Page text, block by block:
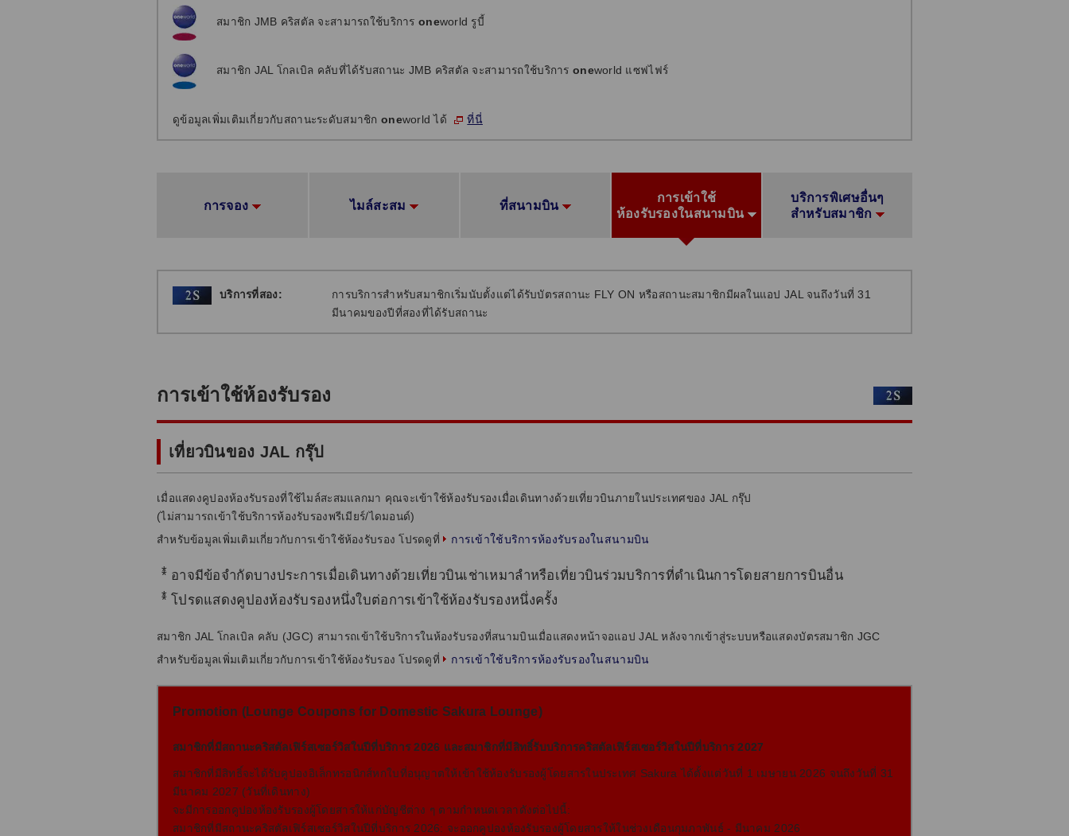
สมาชิก JMB คริสตัล จะสามารถใช้บริการ oneworld รูบี้
สมาชิก JAL โกลเบิล คลับที่ได้รับสถานะ JMB คริสตัล จะสามารถใช้บริการ oneworld แซฟไฟร์
ดูข้อมูลเพิ่มเติมเกี่ยวกับสถานะระดับสมาชิก oneworld ได้ ที่นี่
การจอง ไมล์สะสม ที่สนามบิน
การเข้าใช้
ห้องรับรองในสนามบิน
บริการพิเศษอื่นๆ
สําหรับสมาชิก
บริการที่สอง:
การบริการสำหรับสมาชิกเริ่มนับตั้งแต่ได้รับบัตรสถานะ FLY ON หรือสถานะสมาชิกมีผลในแอป JAL จนถึงวันที่ 31
มีนาคมของปีที่สองที่ได้รับสถานะ
การเข้าใช้ห้องรับรอง
เที่ยวบินของ JAL กรุ๊ป
เมื่อแสดงคูปองห้องรับรองที่ใช้ไมล์สะสมแลกมา คุณจะเข้าใช้ห้องรับรองเมื่อเดินทางด้วยเที่ยวบินภายในประเทศของ JAL กรุ๊ป
(ไม่สามารถเข้าใช้บริการห้องรับรองพรีเมียร์/ไดมอนด์)
สำหรับข้อมูลเพิ่มเติมเกี่ยวกับการเข้าใช้ห้องรับรอง โปรดดูที่
การเข้าใช้บริการห้องรับรองในสนามบิน
* อาจมีข้อจํากัดบางประการเมื่อเดินทางด้วยเที่ยวบินเช่าเหมาลําหรือเที่ยวบินร่วมบริการที่ดําเนินการโดยสายการบินอื่น
* โปรดแสดงคูปองห้องรับรองหนึ่งใบต่อการเข้าใช้ห้องรับรองหนึ่งครั้ง
สมาชิก JAL โกลเบิล คลับ (JGC) สามารถเข้าใช้บริการในห้องรับรองที่สนามบินเมื่อแสดงหน้าจอแอป JAL หลังจากเข้าสู่ระบบหรือแสดงบัตรสมาชิก JGC
สำหรับข้อมูลเพิ่มเติมเกี่ยวกับการเข้าใช้ห้องรับรอง โปรดดูที่
การเข้าใช้บริการห้องรับรองในสนามบิน
Promotion (Lounge Coupons for Domestic Sakura Lounge)
สมาชิกที่มีสถานะคริสตัลเฟิร์สเซอร์วิสในปีที่บริการ 2026 และสมาชิกที่มีสิทธิ์รับบริการคริสตัลเฟิร์สเซอร์วิสในปีที่บริการ 2027
สมาชิกที่มีสิทธิ์จะได้รับคูปองอิเล็กทรอนิกส์หกใบที่อนุญาตให้เข้าใช้ห้องรับรองผู้โดยสารในประเทศ Sakura ได้ตั้งแต่วันที่ 1 เมษายน 2026 จนถึงวันที่ 31
มีนาคม 2027 (วันที่เดินทาง)
จะมีการออกคูปองห้องรับรองผู้โดยสารให้แก่บัญชีต่าง ๆ ตามกำหนดเวลาดังต่อไปนี้:
สมาชิกที่มีสถานะคริสตัลเฟิร์สเซอร์วิสในปีที่บริการ 2026: จะออกคูปองห้องรับรองผู้โดยสารให้ในช่วงเดือนกุมภาพันธ์ - มีนาคม 2026